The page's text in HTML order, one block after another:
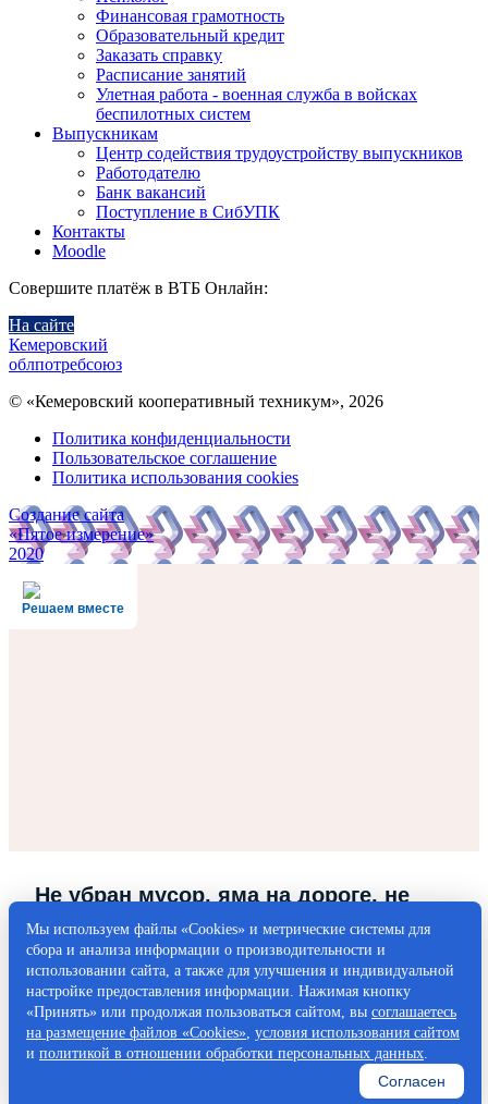
Финансовая грамотность
Образовательный кредит
Заказать справку
Расписание занятий
Улетная работа - военная служба в войсках
беспилотных систем
Выпускникам
Центр содействия трудоустройству выпускников
Работодателю
Банк вакансий
Поступление в СибУПК
Контакты
Moodle
Совершите платёж в ВТБ Онлайн:
На сайте
Кемеровский
облпотребсоюз
© «Кемеровский кооперативный техникум», 2026
Политика конфиденциальности
Пользовательское соглашение
Политика использования cookies
Создание сайта
«Пятое измерение»
2020
Решаем вместе
Не убран мусор, яма на дороге, не
горит фонарь?
Столкнулись с проблемой — сообщите о ней!
Написать о проблеме
Мы используем файлы «Cookies» и метрические системы для
сбора и анализа информации о производительности и
использовании сайта, а также для улучшения и индивидуальной
настройке предоставления информации. Нажимая кнопку
«Принять» или продолжая пользоваться сайтом, вы соглашаетесь
на размещение файлов «Cookies», условия использования сайтом
и политикой в отношении обработки персональных данных.
Согласен